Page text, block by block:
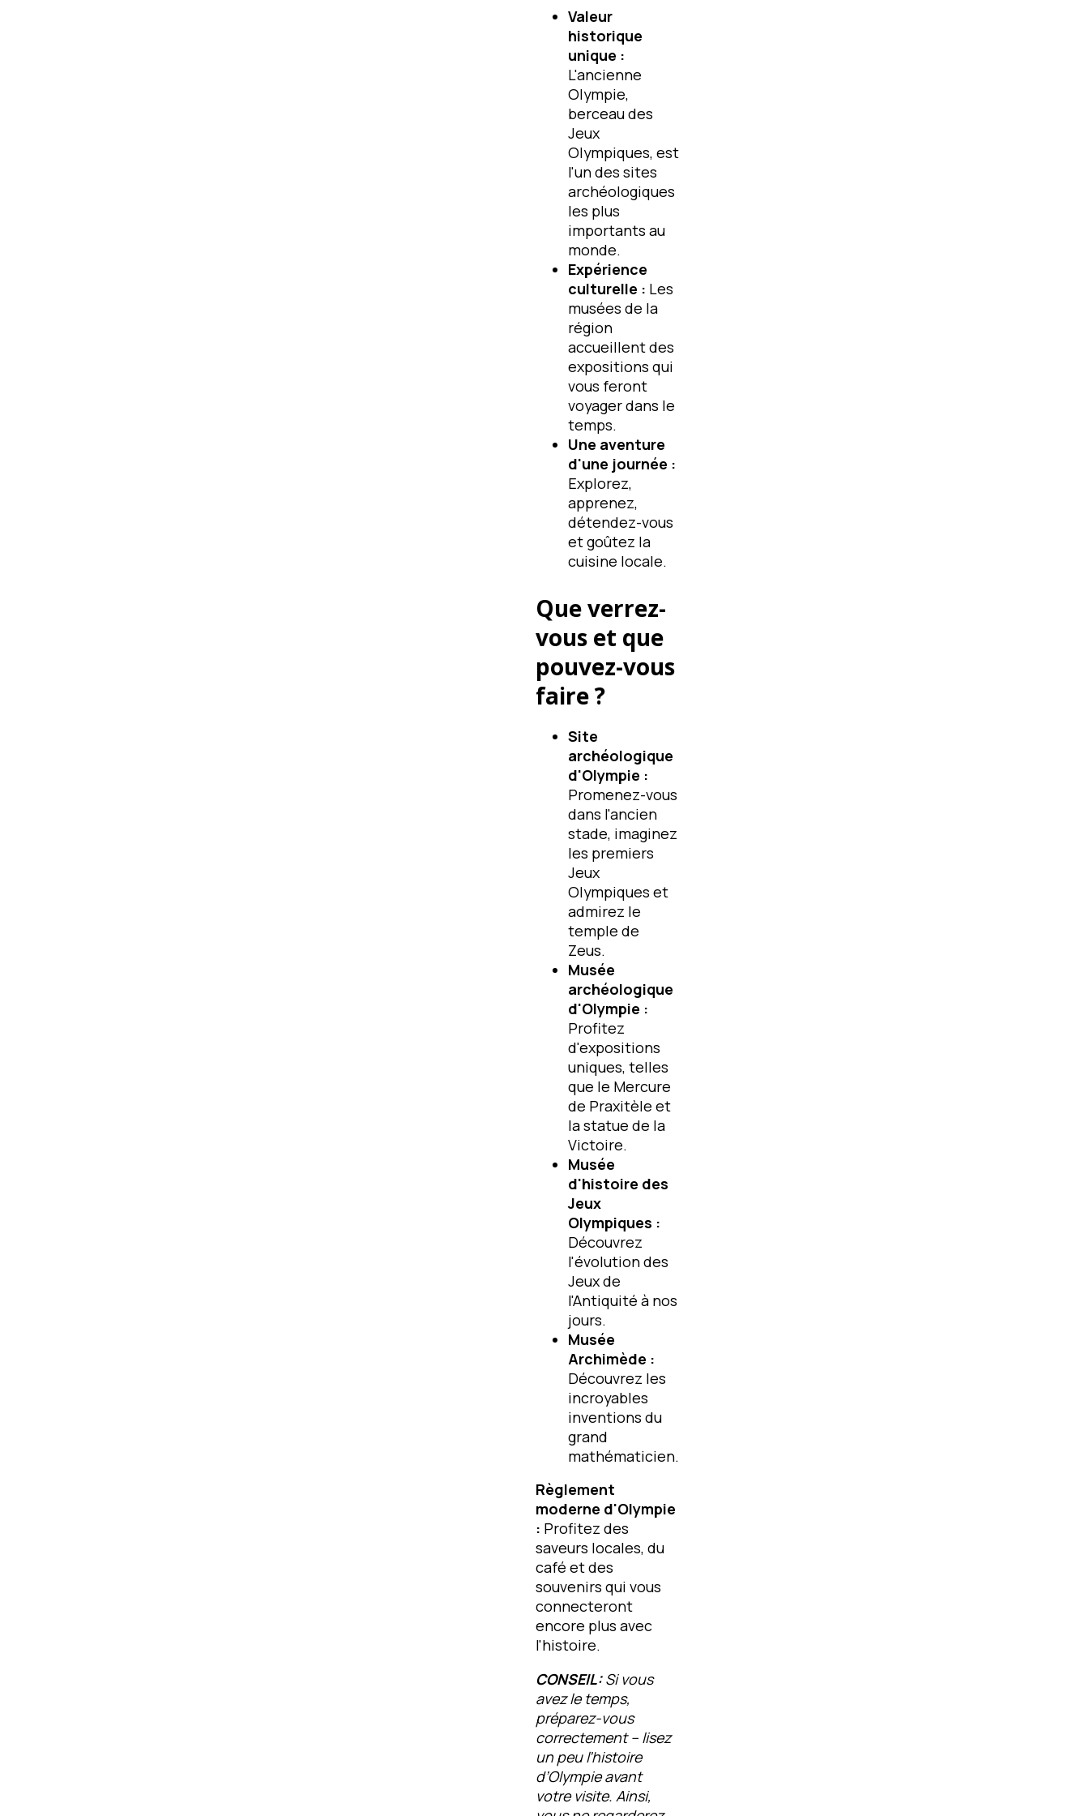
Valeur
historique
unique :
L'ancienne
Olympie,
berceau des
Jeux
Olympiques, est
l'un des sites
archéologiques
les plus
importants au
monde.
Expérience
culturelle : Les
musées de la
région
accueillent des
expositions qui
vous feront
voyager dans le
temps.
Une aventure
d'une journée :
Explorez,
apprenez,
détendez-vous
et goûtez la
cuisine locale.
Que verrez-
vous et que
pouvez-vous
faire ?
Site
archéologique
d'Olympie :
Promenez-vous
dans l'ancien
stade, imaginez
les premiers
Jeux
Olympiques et
admirez le
temple de
Zeus.
Musée
archéologique
d'Olympie :
Profitez
d'expositions
uniques, telles
que le Mercure
de Praxitèle et
la statue de la
Victoire.
Musée
d'histoire des
Jeux
Olympiques :
Découvrez
l'évolution des
Jeux de
l'Antiquité à nos
jours.
Musée
Archimède :
Découvrez les
incroyables
inventions du
grand
mathématicien.
Règlement
moderne d'Olympie
: Profitez des
saveurs locales, du
café et des
souvenirs qui vous
connecteront
encore plus avec
l'histoire.
CONSEIL: Si vous
avez le temps,
préparez-vous
correctement – lisez
un peu l’histoire
d’Olympie avant
votre visite. Ainsi,